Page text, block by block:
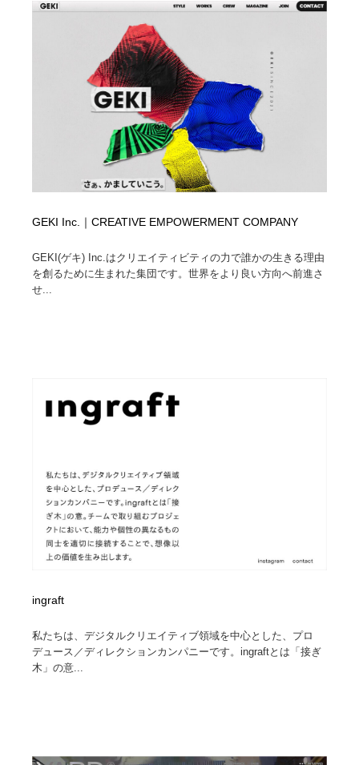
GEKI Inc.｜CREATIVE EMPOWERMENT COMPANY
GEKI(ゲキ) Inc.はクリエイティビティの力で誰かの生きる理由
を創るために生まれた集団です。世界をより良い方向へ前進さ
せ...
ingraft
私たちは、デジタルクリエイティブ領域を中心とした、プロ
デュース／ディレクションカンパニーです。ingraftとは「接ぎ
木」の意...